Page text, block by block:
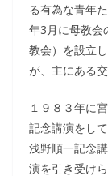
る有為な青年
年3月に母教会
教会）を設立
が、主にある
１９８３年に
記念講演をし
浅野順一記念
演を引き受け